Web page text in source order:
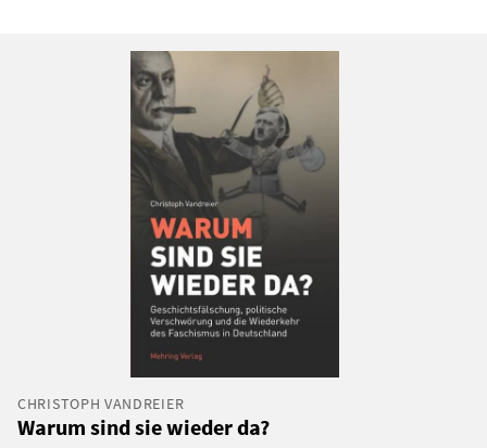
CHRISTOPH VANDREIER
Warum sind sie wieder da?